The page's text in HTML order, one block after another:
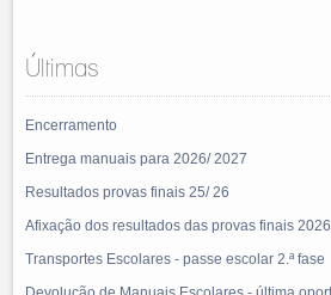
Últimas
Encerramento
Entrega manuais para 2026/ 2027
Resultados provas finais 25/ 26
Afixação dos resultados das provas finais 2026
Transportes Escolares - passe escolar 2.ª fase